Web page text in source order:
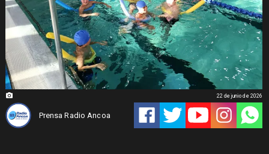
Prensa Radio Ancoa
22 de junio de 2026